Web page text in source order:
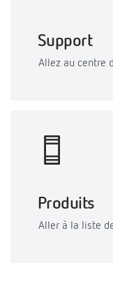
Support
Allez au centre
Produits
Aller à la liste